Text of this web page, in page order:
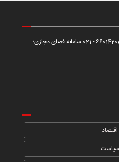
سامانه پیام گیر دفتر مرکزی تهران؛ 66014205 - 021 سامانه فضای مجازی؛
اقتصاد
سیاست